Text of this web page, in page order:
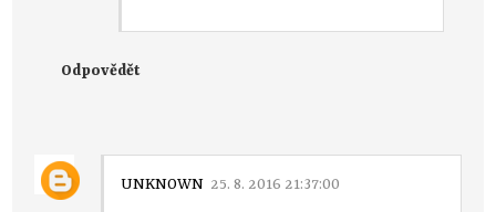
Odpovědět
UNKNOWN 25. 8. 2016 21:37:00